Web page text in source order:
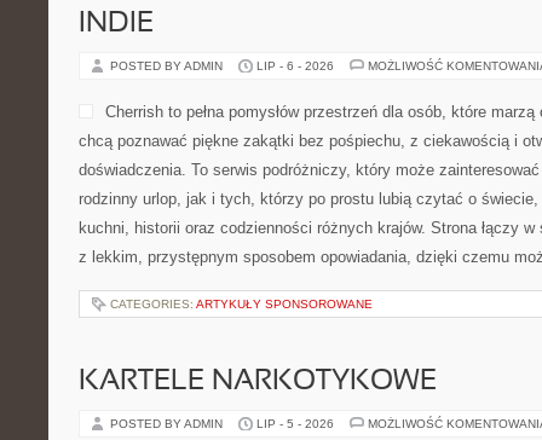
INDIE
POSTED BY ADMIN LIP - 6 - 2026 MOŻLIWOŚĆ
Cherrish to pełna pomysłów przestrzeń dla osób, które
chcą poznawać piękne zakątki bez pośpiechu, z ciekawością i
doświadczenia. To serwis podróżniczy, który może
rodzinny urlop, jak i tych, którzy po prostu lubią czytać o
kuchni, historii oraz codzienności różnych krajów. Strona łączy
z lekkim, przystępnym sposobem opowiadania, dzięki czemu
CATEGORIES: ARTYKUŁY SPONSOROWANE
KARTELE NARKOTYKOWE
POSTED BY ADMIN LIP - 5 - 2026 MOŻLIWOŚĆ